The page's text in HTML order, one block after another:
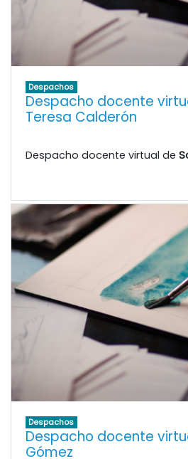
Despachos
Despacho docente
Teresa Calderón
Despacho docente virtual de
Despachos
Despacho docente
Gómez